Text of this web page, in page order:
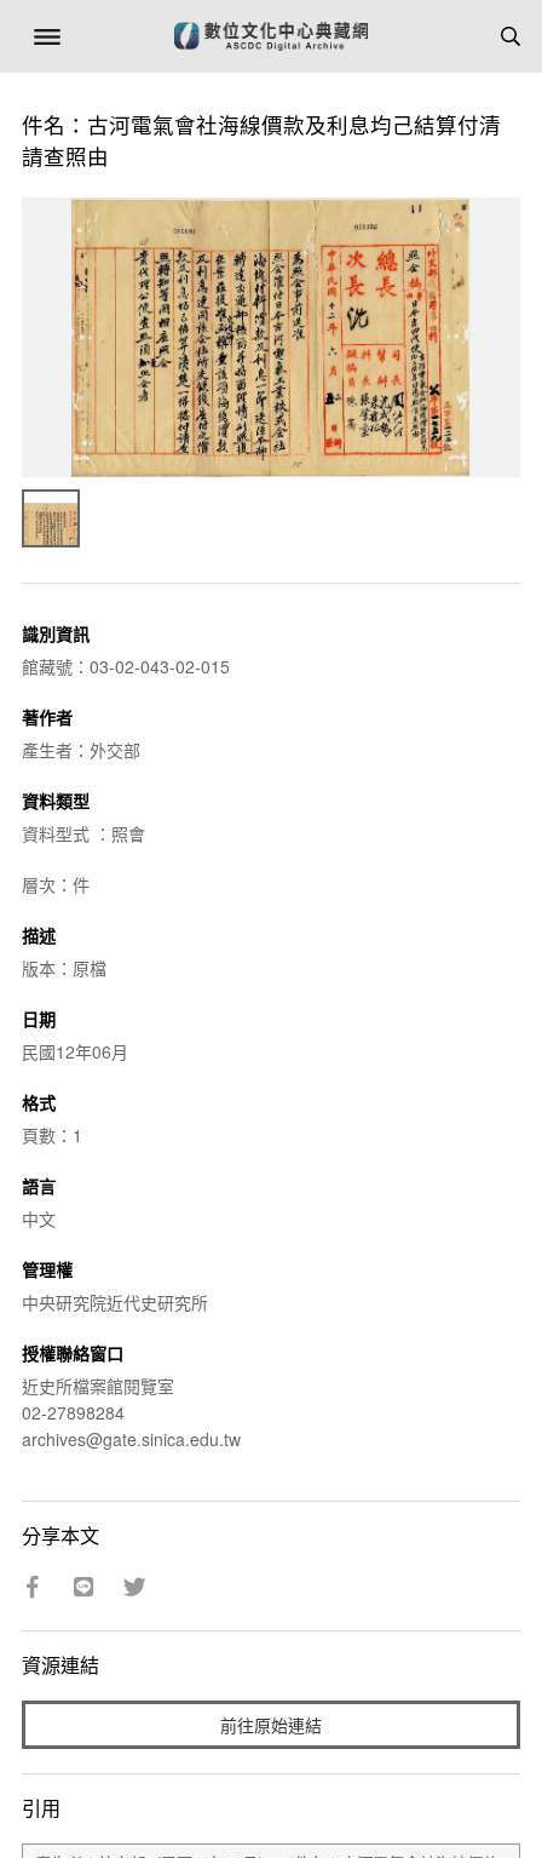
件名：古河電氣會社海線價款及利息均己結算付清
請查照由
識別資訊
館藏號：03-02-043-02-015
著作者
產生者：外交部
資料類型
資料型式 ：照會
層次：件
描述
版本：原檔
日期
民國12年06月
格式
頁數：1
語言
中文
管理權
中央研究院近代史研究所
授權聯絡窗口
近史所檔案館閱覽室
02-27898284
archives@gate.sinica.edu.tw
分享本文
資源連結
前往原始連結
引用